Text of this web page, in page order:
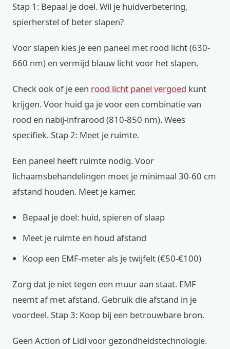
Stap 1: Bepaal je doel. Wil je huidverbetering,
spierherstel of beter slapen?
Voor slapen kies je een paneel met rood licht (630-
660 nm) en vermijd blauw licht voor het slapen.
Check ook of je een rood licht panel vergoed kunt
krijgen. Voor huid ga je voor een combinatie van
rood en nabij-infrarood (810-850 nm). Wees
specifiek. Stap 2: Meet je ruimte.
Een paneel heeft ruimte nodig. Voor
lichaamsbehandelingen moet je minimaal 30-60 cm
afstand houden. Meet je kamer.
Bepaal je doel: huid, spieren of slaap
Meet je ruimte en houd afstand
Koop een EMF-meter als je twijfelt (€50-€100)
Zorg dat je niet tegen een muur aan staat. EMF
neemt af met afstand. Gebruik die afstand in je
voordeel. Stap 3: Koop bij een betrouwbare bron.
Geen Action of Lidl voor gezondheidstechnologie.